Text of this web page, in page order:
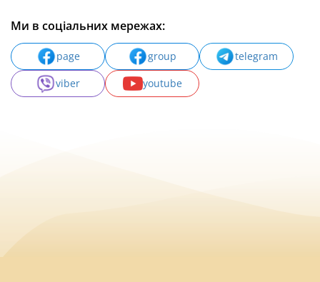
Ми в соціальних мережах:
page group
telegram
viber
youtube